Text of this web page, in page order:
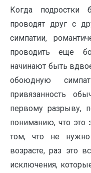
Когда подростки
проводят друг с
симпатии,
проводить еще
начинают быть
обоюдную
привязанность
первому разрыву,
пониманию, что это
том, что не нужно
возрасте, раз это
исключения,